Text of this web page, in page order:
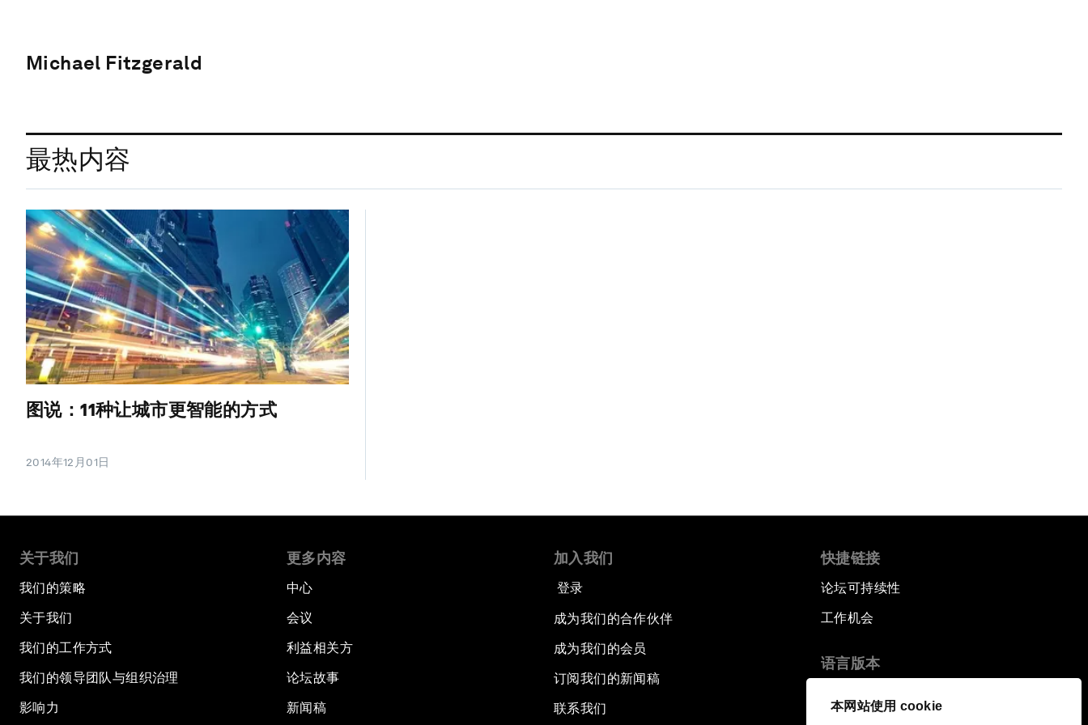
本网站使用 cookie
Michael Fitzgerald
最热内容
图说：11种让城市更智能的方式
2014年12月01日
关于我们
我们的策略
关于我们
我们的工作方式
我们的领导团队与组织治理
影响力
更多内容
中心
会议
利益相关方
论坛故事
新闻稿
加入我们
登录
成为我们的合作伙伴
成为我们的会员
订阅我们的新闻稿
联系我们
快捷链接
论坛可持续性
工作机会
语言版本